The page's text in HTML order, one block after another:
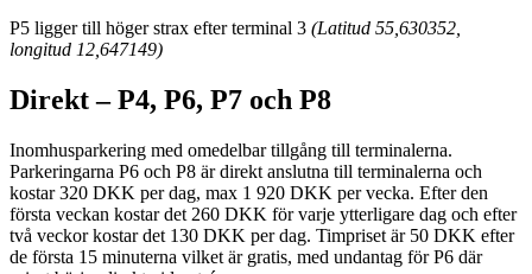
P5 ligger till höger strax efter terminal 3 (Latitud 55,630352,
longitud 12,647149)
Direkt – P4, P6, P7 och P8
Inomhusparkering med omedelbar tillgång till terminalerna.
Parkeringarna P6 och P8 är direkt anslutna till terminalerna och
kostar 320 DKK per dag, max 1 920 DKK per vecka. Efter den
första veckan kostar det 260 DKK för varje ytterligare dag och efter
två veckor kostar det 130 DKK per dag. Timpriset är 50 DKK efter
de första 15 minuterna vilket är gratis, med undantag för P6 där